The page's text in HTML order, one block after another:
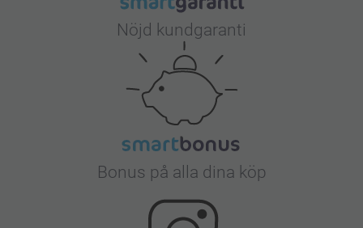
Nöjd kundgaranti
Bonus på alla dina köp